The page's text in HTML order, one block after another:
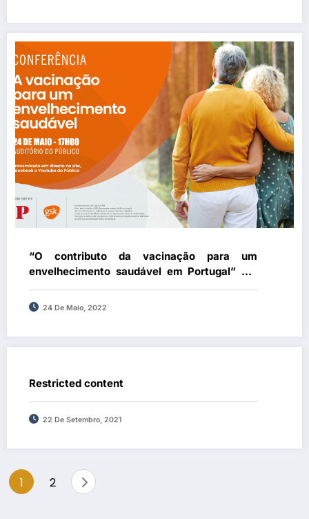
“O contributo da vacinação para um
envelhecimento saudável em Portugal” em
debate na conferência organizada pelo
Público e GSK
24 De Maio, 2022
Restricted content
22 De Setembro, 2021
Paginação
1 2